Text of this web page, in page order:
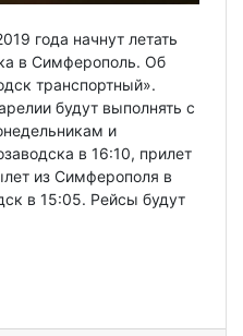
года начнут летать
в Симферополь. Об
транспортный».
будут выполнять с
и
в 16:10, прилет
из Симферополя в
в 15:05. Рейсы будут